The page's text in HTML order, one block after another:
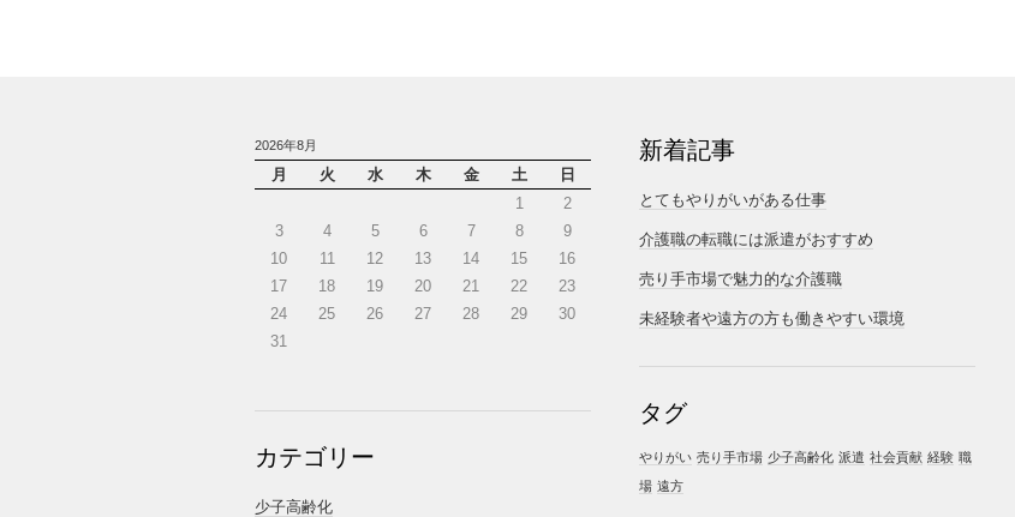
2026年8月
月 火 水 木 金 土
日
1
2
3
4 5 6 7 8
9
10
11 12 13 14 15
16
17
18 19 20 21 22
23
24
25 26 27 28 29
30
31
カテゴリー
少子高齢化
新着記事
とてもやりがいがある仕事
介護職の転職には派遣がおすすめ
売り手市場で魅力的な介護職
未経験者や遠方の方も働きやすい環境
タグ
やりがい 売り手市場 少子高齢化 派遣 社会貢献 経験 職
場 遠方